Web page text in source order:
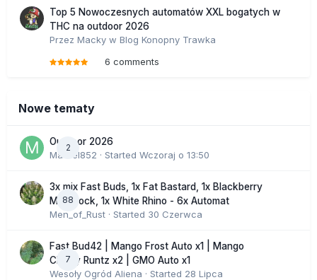
Top 5 Nowoczesnych automatów XXL bogatych w
THC na outdoor 2026
Przez Macky w Blog Konopny Trawka
6 comments
Nowe tematy
2
Outdoor 2026
Marcel852 · Started Wczoraj o 13:50
88
3x mix Fast Buds, 1x Fat Bastard, 1x Blackberry
Moonrock, 1x White Rhino - 6x Automat
Men_of_Rust · Started 30 Czerwca
7
Fast Bud42 | Mango Frost Auto x1 | Mango
Cherry Runtz x2 | GMO Auto x1
Wesoły Ogród Aliena · Started 28 Lipca